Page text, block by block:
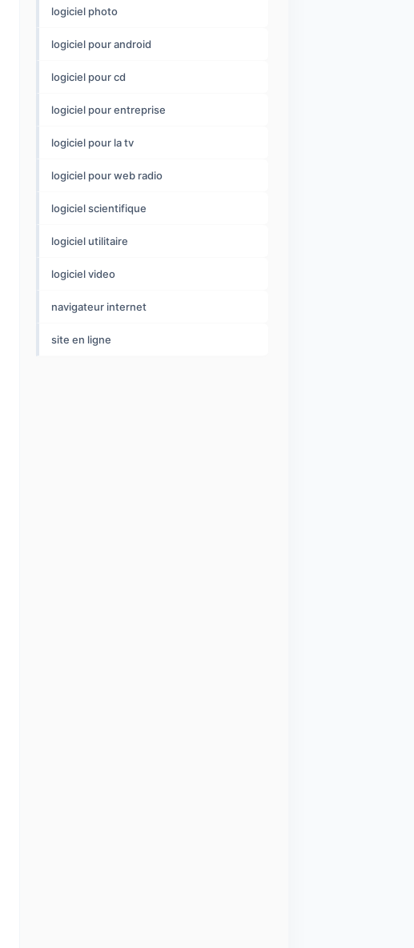
logiciel photo
logiciel pour android
logiciel pour cd
logiciel pour entreprise
logiciel pour la tv
logiciel pour web radio
logiciel scientifique
logiciel utilitaire
logiciel video
navigateur internet
site en ligne